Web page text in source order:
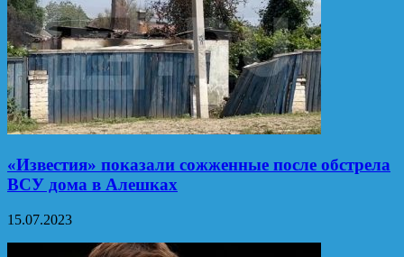
«Известия» показали сожженные после обстрела
ВСУ дома в Алешках
15.07.2023